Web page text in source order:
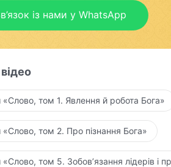
із нами у WhatsApp
відео
«Слово, том 1. Явлення й робота Бога»
«Слово, том 2. Про пізнання Бога»
том 5. Зобов’язання лідерів і